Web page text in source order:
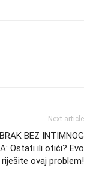
Next article
BRAK BEZ INTIMNOG
Ostati ili otići? Evo
ovaj problem!